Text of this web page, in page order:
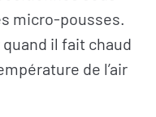
micro-pousses.
il fait chaud
de l’air